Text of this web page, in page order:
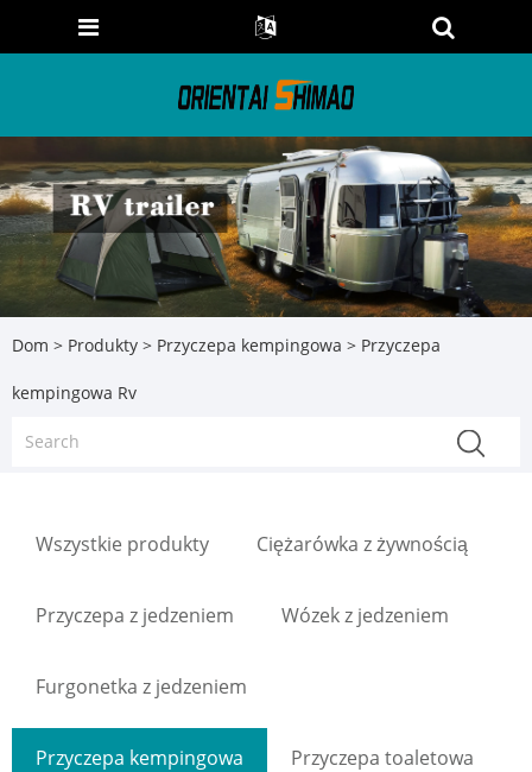
Dom > Produkty > Przyczepa kempingowa > Przyczepa
kempingowa Rv
Wszystkie produkty Ciężarówka z żywnością
Przyczepa z jedzeniem Wózek z jedzeniem
Furgonetka z jedzeniem
Przyczepa kempingowa Przyczepa toaletowa